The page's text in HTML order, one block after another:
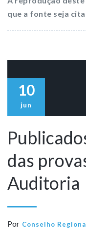
que a fonte seja
10
jun
das
Auditoria
Por Conselho